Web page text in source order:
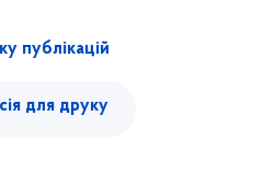
публікацій
для друку